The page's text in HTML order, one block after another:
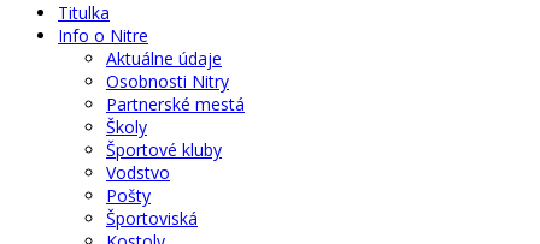
Titulka
Info o Nitre
Aktuálne údaje
Osobnosti Nitry
Partnerské mestá
Školy
Športové kluby
Vodstvo
Pošty
Športoviská